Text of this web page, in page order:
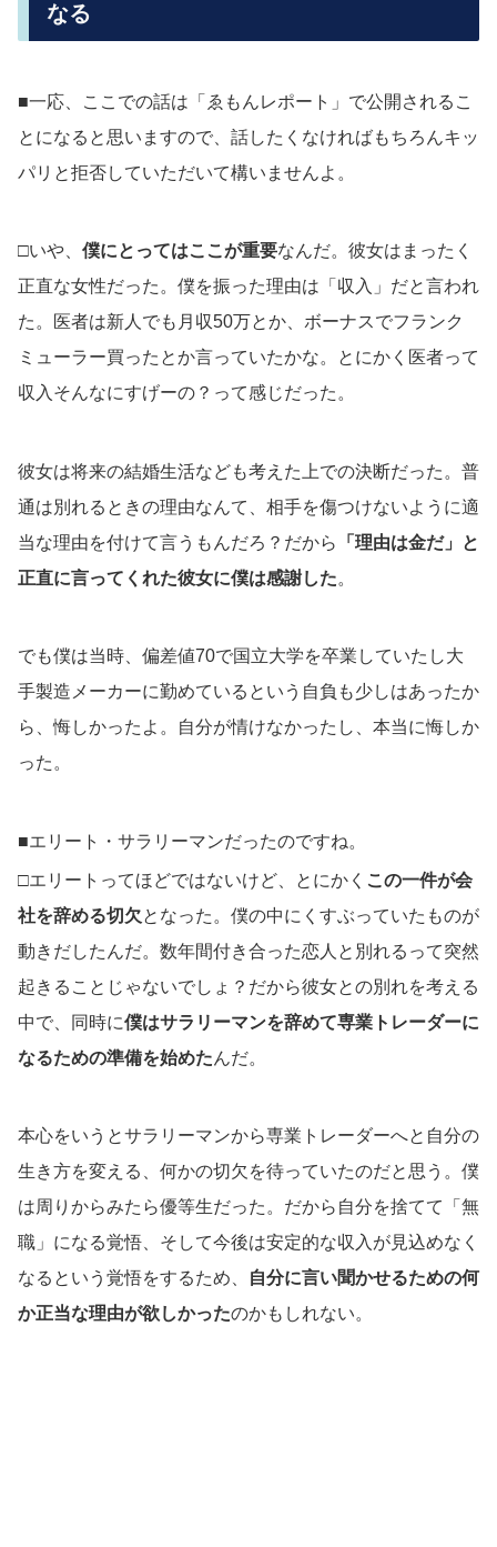
なる
■一応、ここでの話は「ゑもんレポート」で公開されるこ
とになると思いますので、話したくなければもちろんキッ
パリと拒否していただいて構いませんよ。
□いや、 僕にとってはここが重要なんだ。彼女はまったく
正直な女性だった。僕を振った理由は「収入」だと言われ
た。医者は新人でも月収50万とか、ボーナスでフランク
ミューラー買ったとか言っていたかな。とにかく医者って
収入そんなにすげーの？って感じだった。
彼女は将来の結婚生活なども考えた上での決断だった。普
通は別れるときの理由なんて、相手を傷つけないように適
当な理由を付けて言うもんだろ？だから
「理由は金だ」と
正直に言ってくれた彼女に僕は感謝した。
でも僕は当時、偏差値70で国立大学を卒業していたし大
手製造メーカーに勤めているという自負も少しはあったか
ら、悔しかったよ。自分が情けなかったし、本当に悔しか
った。
■エリート・サラリーマンだったのですね。
□エリートってほどではないけど、とにかく この一件が会
社を辞める切欠となった。僕の中にくすぶっていたものが
動きだしたんだ。数年間付き合った恋人と別れるって突然
起きることじゃないでしょ？だから彼女との別れを考える
中で、同時に僕はサラリーマンを辞めて専業トレーダーに
なるための準備を始めたんだ。
本心をいうとサラリーマンから専業トレーダーへと自分の
生き方を変える、何かの切欠を待っていたのだと思う。僕
は周りからみたら優等生だった。だから自分を捨てて「無
職」になる覚悟、そして今後は安定的な収入が見込めなく
なるという覚悟をするため、
自分に言い聞かせるための何
か正当な理由が欲しかったのかもしれない。